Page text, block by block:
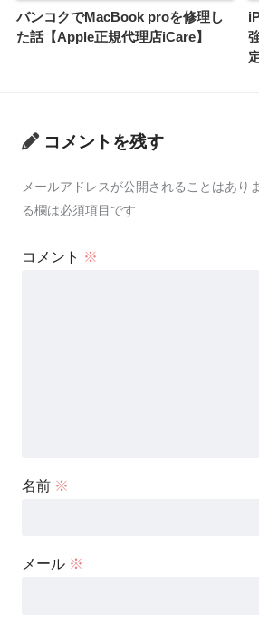
バンコクでMacBook proを修理し
た話【Apple正規代理店iCare】
コメントを残す
メールアドレスが公開されることはあり
る欄は必須項目です
コメント ※
名前 ※
メール ※